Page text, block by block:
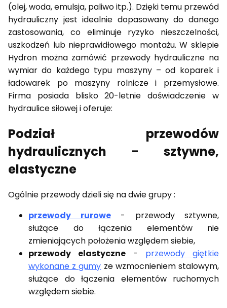
(olej, woda, emulsja, paliwo itp.). Dzięki temu przewód
hydrauliczny jest idealnie dopasowany do danego
zastosowania, co eliminuje ryzyko nieszczelności,
uszkodzeń lub nieprawidłowego montażu. W sklepie
Hydron można zamówić przewody hydrauliczne na
wymiar do każdego typu maszyny – od koparek i
ładowarek po maszyny rolnicze i przemysłowe.
Firma posiada blisko 20-letnie doświadczenie w
hydraulice siłowej i oferuje:
Podział przewodów
hydraulicznych - sztywne,
elastyczne
Ogólnie przewody dzieli się na dwie grupy :
przewody rurowe- przewody sztywne,
służące do łączenia elementów nie
zmieniających położenia względem siebie,
przewody elastyczne -
przewody giętkie
wykonane z gumy ze wzmocnieniem stalowym,
służące do łączenia elementów ruchomych
względem siebie.